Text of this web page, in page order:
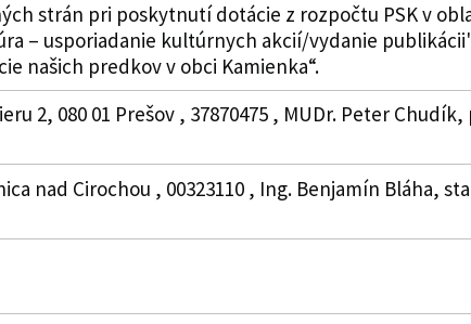
strán pri poskytnutí dotácie z rozpočtu PSK v
– usporiadanie kultúrnych akcií/vydanie
našich predkov v obci Kamienka“.
2, 080 01 Prešov , 37870475 , MUDr. Peter
nad Cirochou , 00323110 , Ing. Benjamín Bláha,